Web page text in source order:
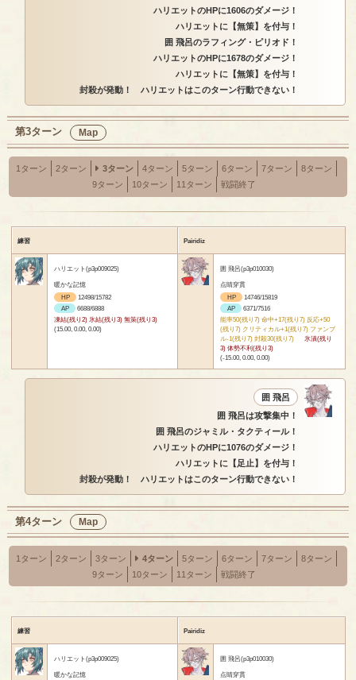
ハリエットのHPに1606のダメージ！
ハリエットに【無策】を付与！
囲 飛呂のラフィング・ピリオド！
ハリエットのHPに1678のダメージ！
ハリエットに【無策】を付与！
封殺が発動！ ハリエットはこのターン行動できない！
第3ターン Map
1ターン 2ターン 3ターン 4ターン 5ターン 6ターン 7ターン
8ターン
9ターン
10ターン 11ターン 戦闘終了
練習 Pairidiz
ハリエット(p3p009025)
暖かな記憶
HP
12498/15782
AP
6688/6888
凍結(残り2) 氷結(残り3) 無策(残り3)
(15.00, 0.00, 0.00)
囲 飛呂(p3p010030)
点睛穿貫
HP
14746/15819
AP
6371/7516
能率50(残り7) 命中+17(残り7) 反応+50
(残り7) クリティカル+1(残り7) ファンブ
ル-1(残り7) 封殺30(残り7)
氷漬(残り
3) 体勢不利(残り3)
(-15.00, 0.00, 0.00)
囲 飛呂
囲 飛呂は攻撃集中！
囲 飛呂のジャミル・タクティール！
ハリエットのHPに1076のダメージ！
ハリエットに【足止】を付与！
封殺が発動！ ハリエットはこのターン行動できない！
第4ターン Map
1ターン 2ターン 3ターン 4ターン 5ターン 6ターン 7ターン
8ターン
9ターン
10ターン 11ターン 戦闘終了
練習 Pairidiz
ハリエット(p3p009025)
暖かな記憶
囲 飛呂(p3p010030)
点睛穿貫